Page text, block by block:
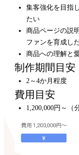
集客強化を目指
たい
商品ページの説
ファンを育成し
商品への理解と
制作期間目安
2～4か月程度
費用目安
1,200,000円～（